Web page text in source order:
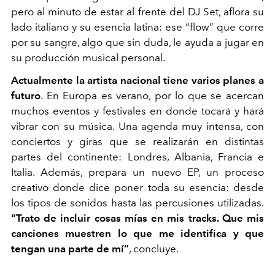
pero al minuto de estar al frente del DJ Set, aflora su
lado italiano y su esencia latina: ese “flow” que corre
por su sangre, algo que sin duda, le ayuda a jugar en
su producción musical personal.
Actualmente la artista nacional tiene varios planes a
futuro. En Europa es verano, por lo que se acercan
muchos eventos y festivales en donde tocará y hará
vibrar con su música. Una agenda muy intensa, con
conciertos y giras que se realizarán en distintas
partes del continente: Londres, Albania, Francia e
Italia. Además, prepara un nuevo EP, un proceso
creativo donde dice poner toda su esencia: desde
los tipos de sonidos hasta las percusiones utilizadas.
“Trato de incluir cosas mías en mis tracks. Que mis
canciones muestren lo que me identifica y que
tengan una parte de mí”, concluye.